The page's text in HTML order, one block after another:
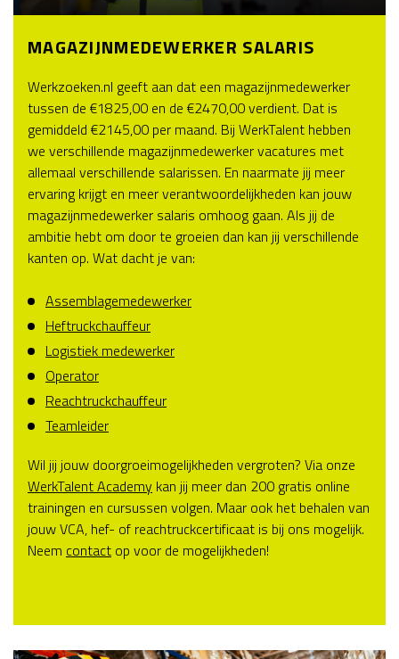
MAGAZIJNMEDEWERKER SALARIS
Werkzoeken.nl geeft aan dat een magazijnmedewerker
tussen de €1825,00 en de €2470,00 verdient. Dat is
gemiddeld €2145,00 per maand. Bij WerkTalent hebben
we verschillende magazijnmedewerker vacatures met
allemaal verschillende salarissen. En naarmate jij meer
ervaring krijgt en meer verantwoordelijkheden kan jouw
magazijnmedewerker salaris omhoog gaan. Als jij de
ambitie hebt om door te groeien dan kan jij verschillende
kanten op. Wat dacht je van:
Assemblagemedewerker
Heftruckchauffeur
Logistiek medewerker
Operator
Reachtruckchauffeur
Teamleider
Wil jij jouw doorgroeimogelijkheden vergroten? Via onze
WerkTalent Academy kan jij meer dan 200 gratis online
trainingen en cursussen volgen. Maar ook het behalen van
jouw VCA, hef- of reachtruckcertificaat is bij ons mogelijk.
Neem contact op voor de mogelijkheden!